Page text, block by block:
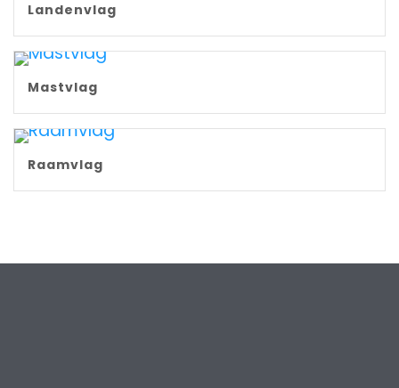
Landenvlag
Mastvlag
Raamvlag